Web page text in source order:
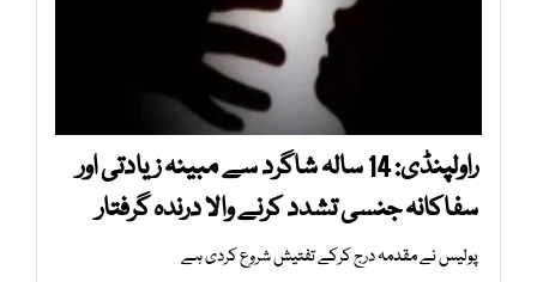
راولپنڈی: 14 سالہ شاگرد سے مبینہ زیادتی اور
سفاکانہ جنسی تشدد کرنے والا درندہ گرفتار
پولیس نے مقدمہ درج کرکے تفتیش شروع کردی ہے